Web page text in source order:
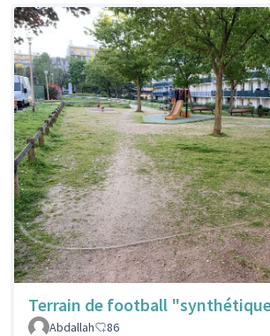
Terrain de football
Abdallah
86